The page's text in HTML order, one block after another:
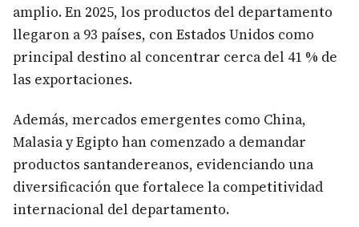
amplio. En 2025, los productos del departamento
llegaron a 93 países, con Estados Unidos como
principal destino al concentrar cerca del 41 % de
las exportaciones.
Además, mercados emergentes como China,
Malasia y Egipto han comenzado a demandar
productos santandereanos, evidenciando una
diversificación que fortalece la competitividad
internacional del departamento.